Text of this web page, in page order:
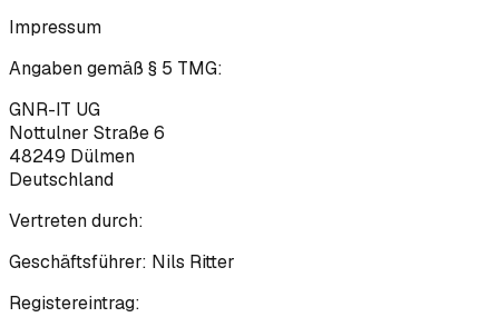
Impressum
Angaben gemäß § 5 TMG:
GNR-IT UG
Nottulner Straße 6
48249 Dülmen
Deutschland
Vertreten durch:
Geschäftsführer: Nils Ritter
Registereintrag: